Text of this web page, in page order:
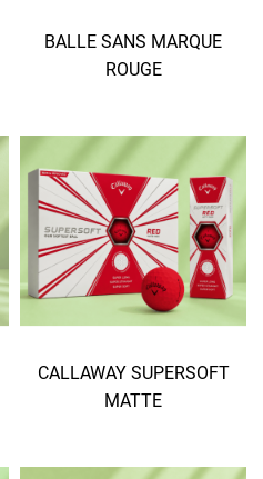
BALLE SANS MARQUE
ROUGE
CALLAWAY SUPERSOFT
MATTE